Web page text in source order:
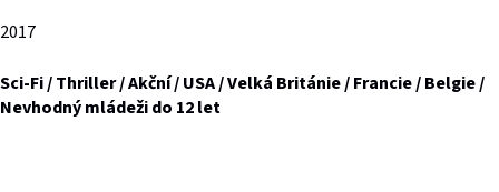
2017
Sci-Fi / Thriller / Akční / USA / Velká Británie / Francie / Belgie /
Nevhodný mládeži do 12 let